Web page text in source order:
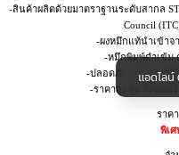
-สินค้าผลิตด้วยมาตราฐานระดับสากล
Council
-ผงหมึกแท้นำเข้าจ
-หมึกพิมพ์ดำเข้ม
-ปลอดภัย ไม่ส่งผลเสี
-ราคาถูกสุด จัดส่งฟ
ราค
พิเศ
แอดไล